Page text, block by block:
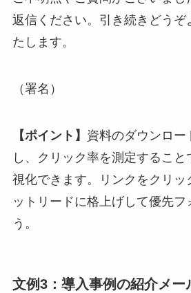
返信ください。引き続きどうぞ
たします。
（署名）
【ポイント】 資料のダウンロー
し、クリック率を測定するこ
視化できます。リンクをクリッ
ットリードに格上げして優先フ
う。
文例3：導入事例の紹介メー